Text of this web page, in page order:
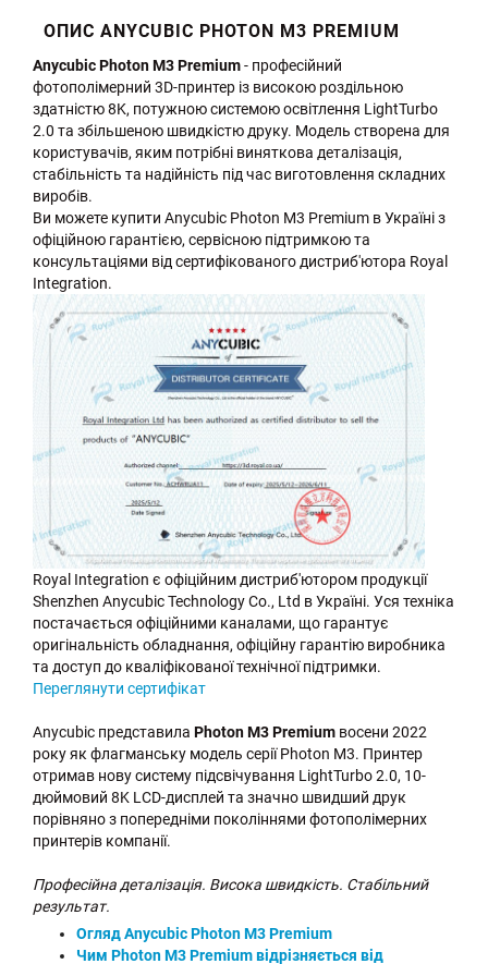
ОПИС ANYCUBIC PHOTON M3 PREMIUM
Anycubic Photon M3 Premium- професійний
фотополімерний 3D-принтер із високою роздільною
здатністю 8K, потужною системою освітлення LightTurbo
2.0 та збільшеною швидкістю друку. Модель створена для
користувачів, яким потрібні виняткова деталізація,
стабільність та надійність під час виготовлення складних
виробів.
Ви можете купити Anycubic Photon M3 Premium в Україні з
офіційною гарантією, сервісною підтримкою та
консультаціями від сертифікованого дистриб'ютора Royal
Integration.
Royal Integration є офіційним дистриб'ютором продукції
Shenzhen Anycubic Technology Co., Ltd в Україні. Уся техніка
постачається офіційними каналами, що гарантує
оригінальність обладнання, офіційну гарантію виробника
та доступ до кваліфікованої технічної підтримки.
Переглянути сертифікат
Anycubic представила Photon M3 Premium восени 2022
року як флагманську модель серії Photon M3. Принтер
отримав нову систему підсвічування LightTurbo 2.0, 10-
дюймовий 8K LCD-дисплей та значно швидший друк
порівняно з попередніми поколіннями фотополімерних
принтерів компанії.
Професійна деталізація. Висока швидкість. Стабільний
результат.
Огляд Anycubic Photon M3 Premium
Чим Photon M3 Premium відрізняється від